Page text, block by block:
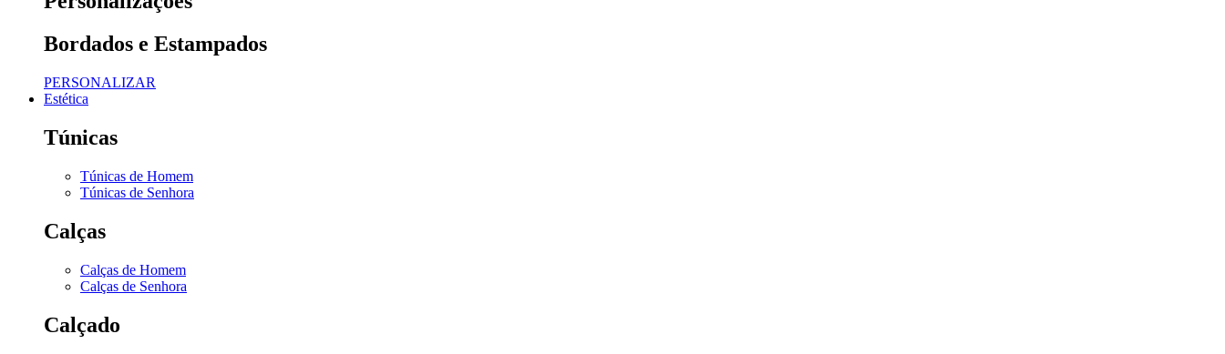
Bordados e Estampados
PERSONALIZAR
Estética
Túnicas
Túnicas de Homem
Túnicas de Senhora
Calças
Calças de Homem
Calças de Senhora
Calçado